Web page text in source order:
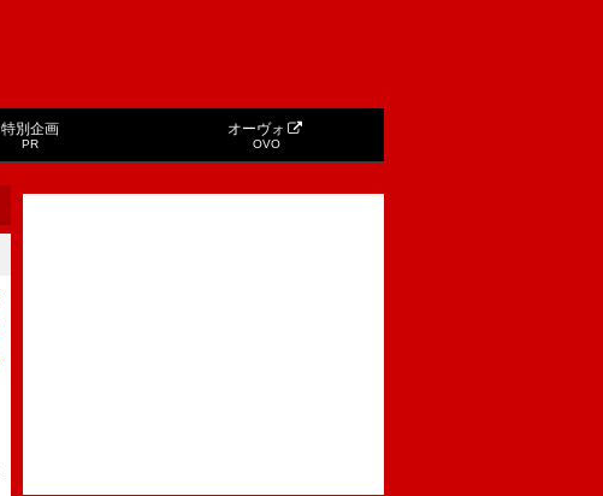
特別企画
PR
オーヴォ
OVO